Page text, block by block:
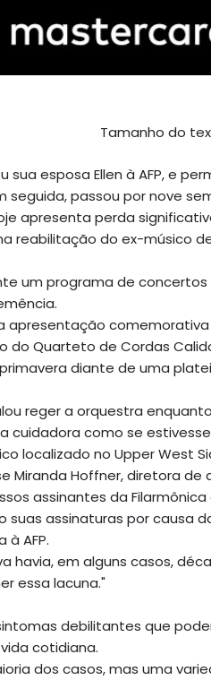
Tamanho do
esposa Ellen à AFP, e
seguida, passou por nove
apresenta perda
reabilitação do ex-músico
um programa de
apresentação
do Quarteto de Cordas
diante de uma
reger a orquestra
cuidadora como se
localizado no Upper West
Miranda Hoffner, diretora de
assinantes da
assinaturas por causa
AFP.
havia, em alguns casos,
essa lacuna."
debilitantes que
cotidiana.
dos casos, mas uma